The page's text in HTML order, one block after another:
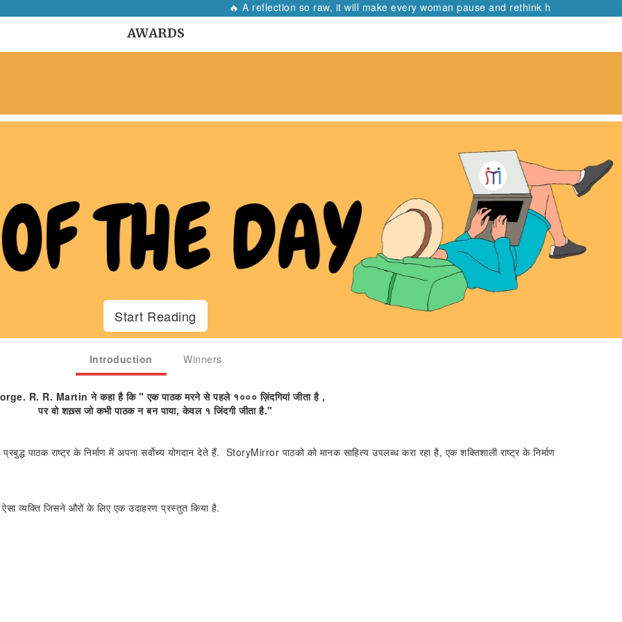
🔥 A reflection so raw, it will make every woman pause and rethink her path.
AWARDS
Start Reading
Introduction Winners
R. R. Martin ने कहा है कि " एक पाठक मरने से पहले १००० ज़िंदगियां जीता है ,
पर वो शख़्स जो कभी पाठक न बन पाया, केवल १ जिंदगी जीता है."
पाठक राष्ट्र के निर्माण में अपना सर्वोच्य योगदान देते हैं. StoryMirror पाठको को मानक साहित्य उपलब्ध करा रहा है, एक शक्तिशाली राष्ट्र के निर्माण
व्यक्ति जिसने औरों के लिए एक उदाहरण प्रस्तुत किया है.